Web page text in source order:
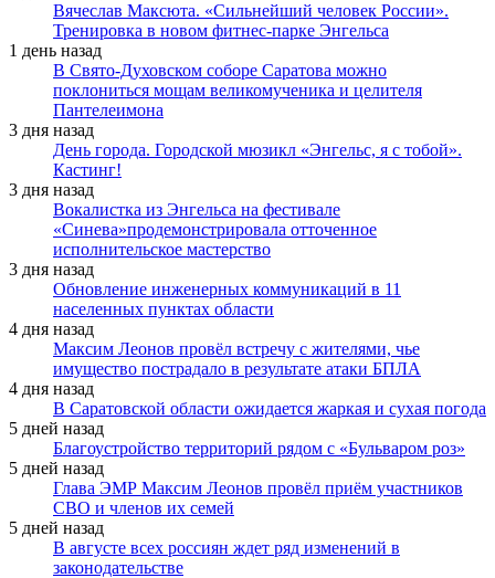
Вячеслав Максюта. «Сильнейший человек России».
Тренировка в новом фитнес-парке Энгельса
1 день назад
В Свято-Духовском соборе Саратова можно
поклониться мощам великомученика и целителя
Пантелеимона
3 дня назад
День города. Городской мюзикл «Энгельс, я с тобой».
Кастинг!
3 дня назад
Вокалистка из Энгельса на фестивале
«Синева»продемонстрировала отточенное
исполнительское мастерство
3 дня назад
Обновление инженерных коммуникаций в 11
населенных пунктах области
4 дня назад
Максим Леонов провёл встречу с жителями, чье
имущество пострадало в результате атаки БПЛА
4 дня назад
В Саратовской области ожидается жаркая и сухая погода
5 дней назад
Благоустройство территорий рядом с «Бульваром роз»
5 дней назад
Глава ЭМР Максим Леонов провёл приём участников
СВО и членов их семей
5 дней назад
В августе всех россиян ждет ряд изменений в
законодательстве